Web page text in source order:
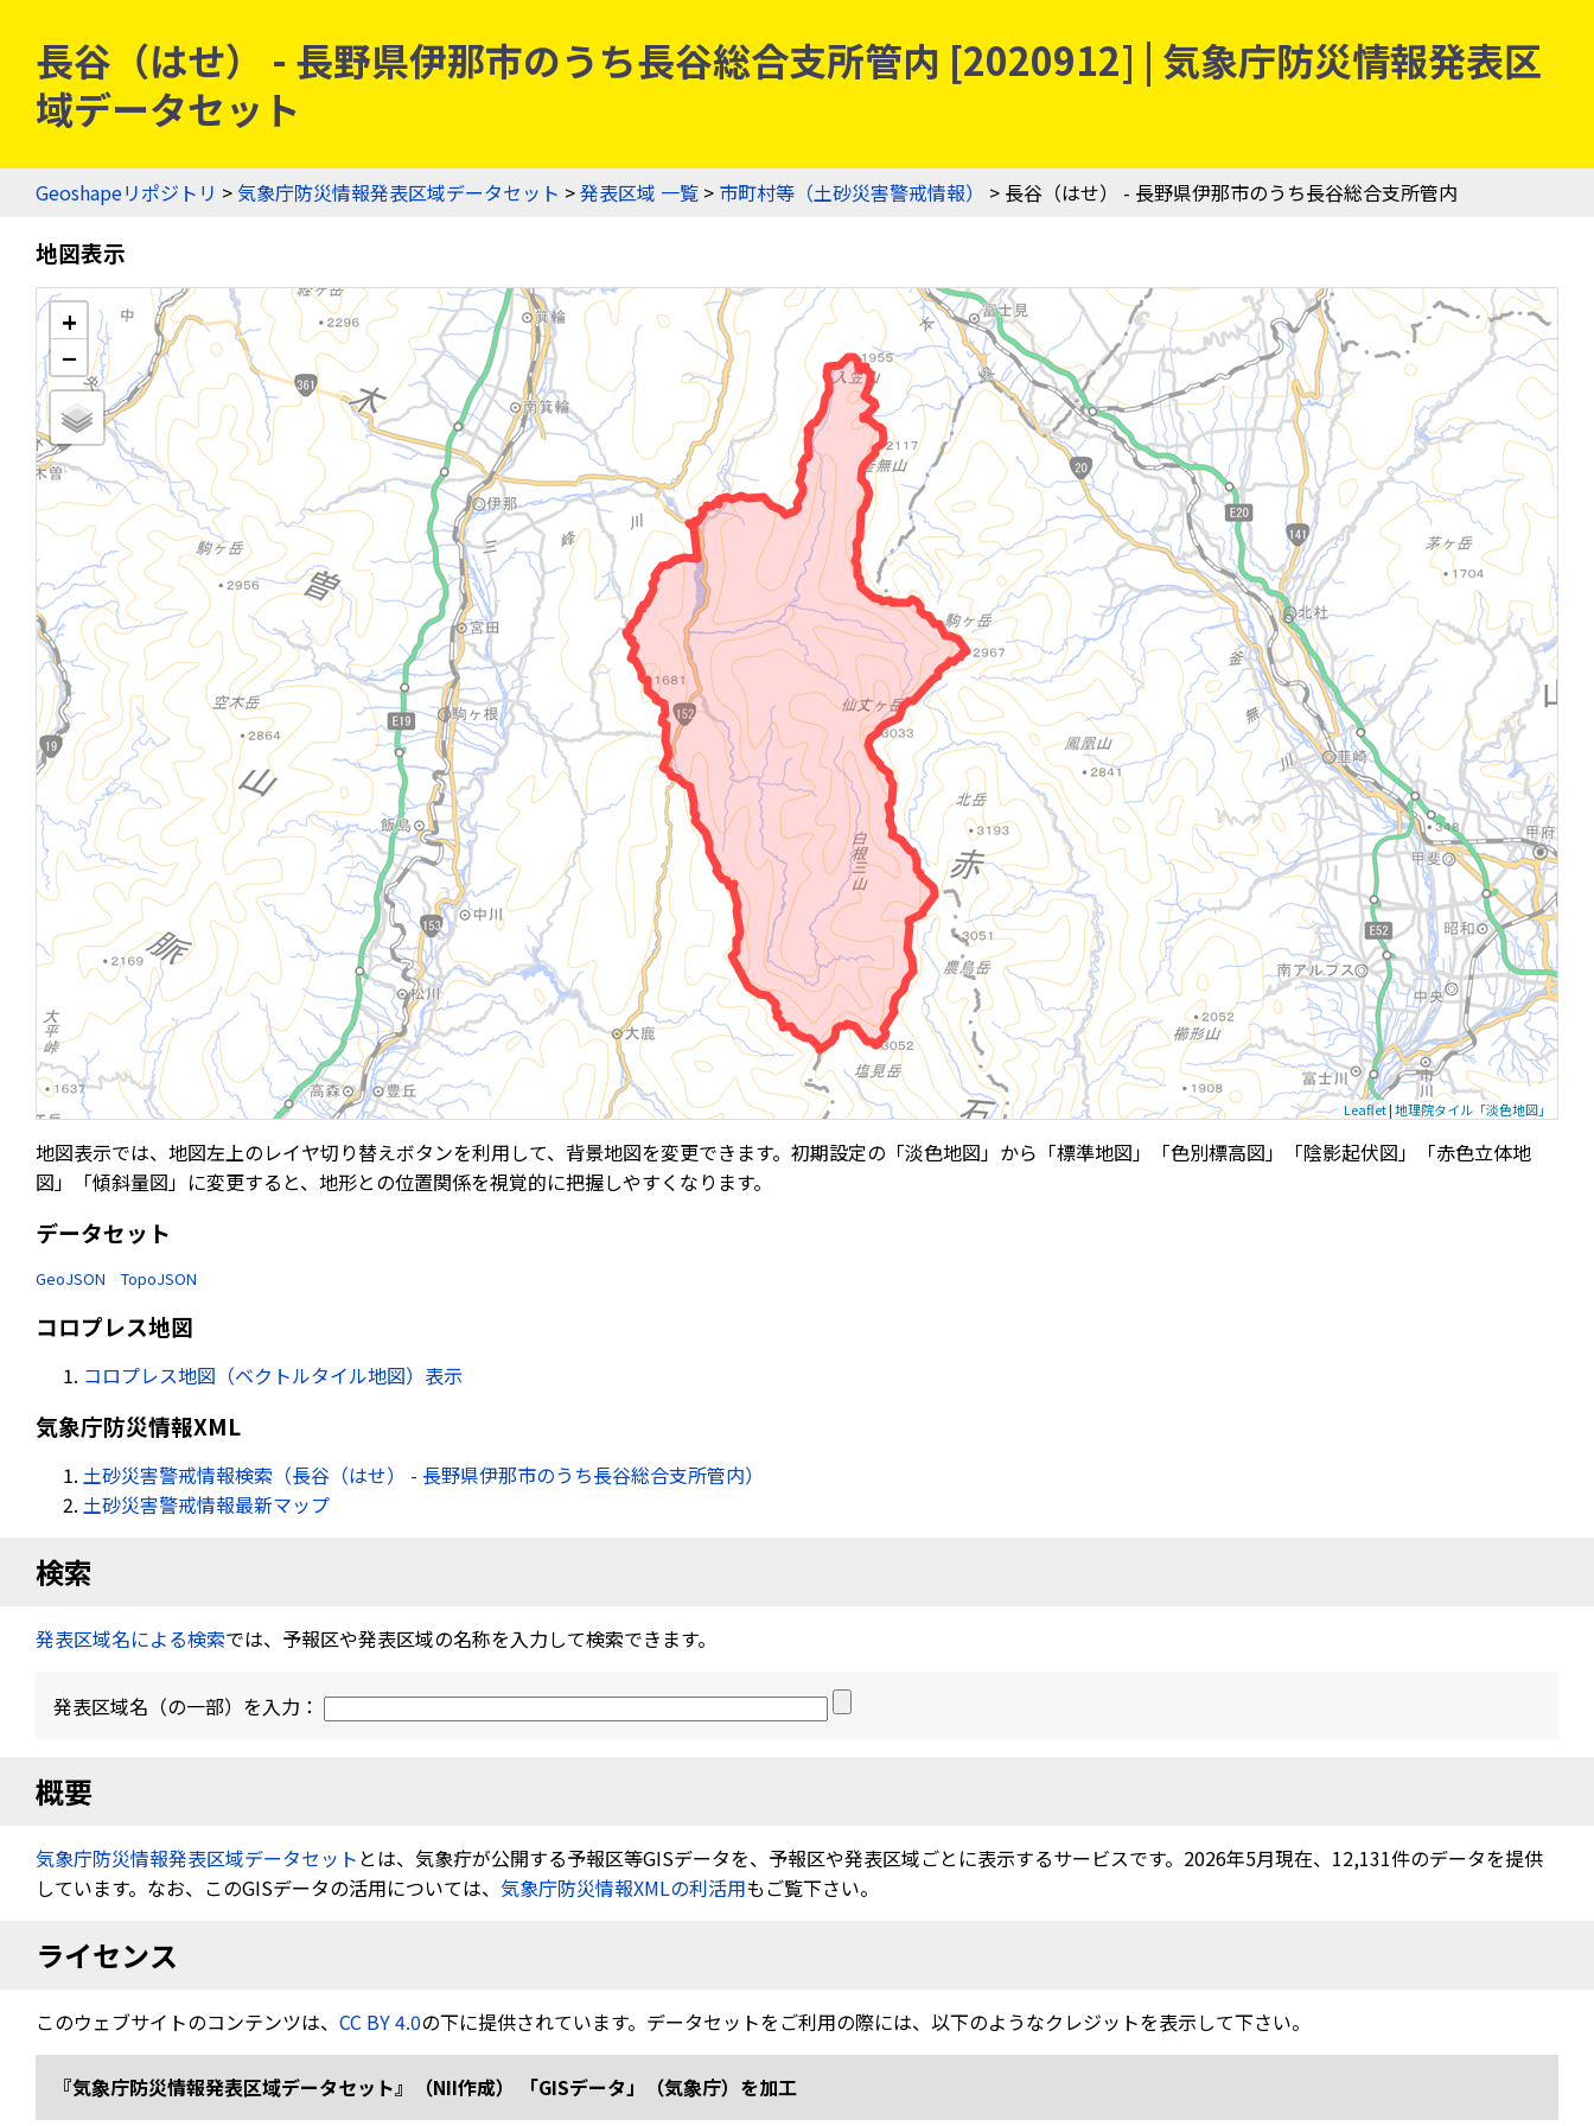
長谷（はせ） - 長野県伊那市のうち長谷総合支所管内 [2020912] | 気象庁防災情報発表区
域データセット
Geoshapeリポジトリ >気象庁防災情報発表区域データセット >発表区域 一覧 > 市町村等（土砂災害警戒情報） > 長谷（はせ） - 長野県伊那市のうち長谷総合支所管内
地図表示
+
−
Leaflet|地理院タイル「淡色地図」
地図表示では、地図左上のレイヤ切り替えボタンを利用して、背景地図を変更できます。初期設定の「淡色地図」から「標準地図」「色別標高図」「陰影起伏図」「赤色立体地
図」「傾斜量図」に変更すると、地形との位置関係を視覚的に把握しやすくなります。
データセット
GeoJSON TopoJSON
コロプレス地図
コロプレス地図（ベクトルタイル地図）表示
気象庁防災情報XML
土砂災害警戒情報検索（長谷（はせ） - 長野県伊那市のうち長谷総合支所管内）
土砂災害警戒情報最新マップ
検索
発表区域名による検索では、予報区や発表区域の名称を入力して検索できます。
発表区域名（の一部）を入力：
概要
気象庁防災情報発表区域データセット とは、気象疔が公開する予報区等GISデータを、予報区や発表区域ごとに表示するサービスです。2026年5月現在、12,131件のデータを提供
しています。なお、このGISデータの活用については、 気象庁防災情報XMLの利活用もご覧下さい。
ライセンス
このウェブサイトのコンテンツは、 CC BY 4.0の下に提供されています。データセットをご利用の際には、以下のようなクレジットを表示して下さい。
『気象庁防災情報発表区域データセット』（NII作成） 「GISデータ」（気象庁）を加工